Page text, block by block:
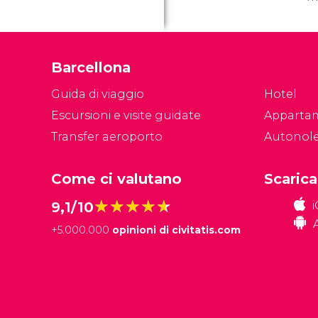
Barcellona
Guida di viaggio
Escursioni e visite guidate
Transfer aeroporto
Hotel
Come ci valutano
9,1/10★★★★★
★★★★★
+5.000.000 opinioni di civitatis.com